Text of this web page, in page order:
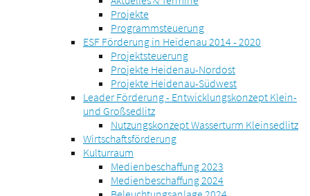
Projekte
Programmsteuerung
ESF Förderung in Heidenau 2014 - 2020
Projektsteuerung
Projekte Heidenau-Nordost
Projekte Heidenau-Südwest
Leader Förderung - Entwicklungskonzept Klein-
und Großsedlitz
Nutzungskonzept Wasserturm Kleinsedlitz
Wirtschaftsförderung
Kulturraum
Medienbeschaffung 2023
Medienbeschaffung 2024